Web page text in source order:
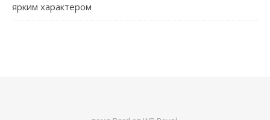
ярким характером